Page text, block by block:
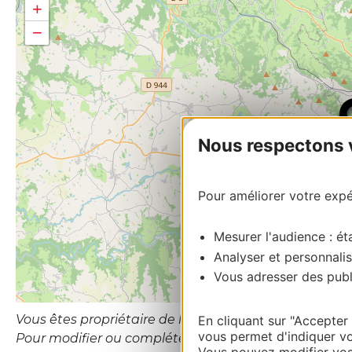
Nous respectons
Pour améliorer votre
Mesurer l'audience :
Analyser et
Vous adresser des
En cliquant sur
vous permet d'indiquer
+
−
Vous êtes propriétaire de l’établissement ou le
Pour modifier ou compléter cette fiche, merci de